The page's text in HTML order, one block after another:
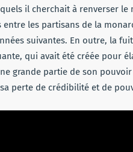
il cherchait à renverser
les partisans de la
suivantes. En outre, la
qui avait été créée pour
grande partie de son
perte de crédibilité et de